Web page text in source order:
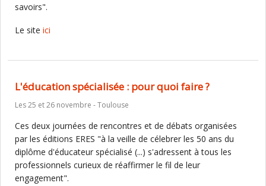
savoirs".
Le site ici
L'éducation spécialisée : pour quoi faire ?
Les 25 et 26 novembre - Toulouse
Ces deux journées de rencontres et de débats organisées
par les éditions ERES "à la veille de célebrer les 50 ans du
diplôme d'éducateur spécialisé (...) s'adressent à tous les
professionnels curieux de réaffirmer le fil de leur
engagement".